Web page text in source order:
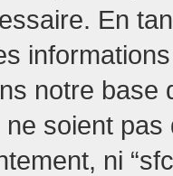
En
notre base
ne soient
ni